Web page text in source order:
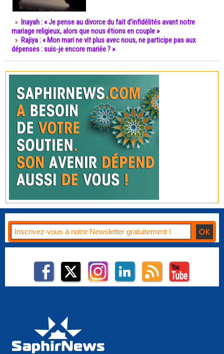
Inayah : « Je pense au divorce du fait d’infidélités avant notre
mariage religieux, alors que nous étions en couple »
Rajiya : « Mon mari ne vit plus avec nous, ne participe pas aux
dépenses : suis-je encore mariée ? »